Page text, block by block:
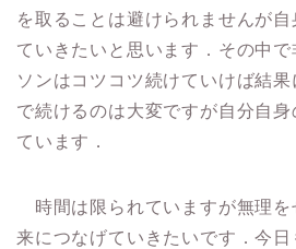
を取ることは避けられませんが
ていきたいと思います．その中
ソンはコツコツ続けていけば結
で続けるのは大変ですが自分自
ています．
時間は限られていますが無理を
来につなげていきたいです．今